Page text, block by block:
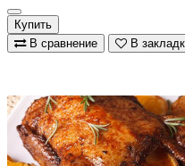
Купить
В сравнение
В